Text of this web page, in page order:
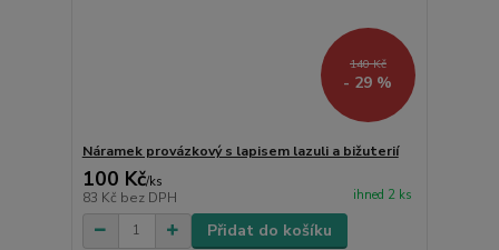
140 Kč
- 29 %
Náramek provázkový s lapisem lazuli a bižuterií
100 Kč/ks
83 Kč bez DPH ihned 2 ks
Přidat do košíku